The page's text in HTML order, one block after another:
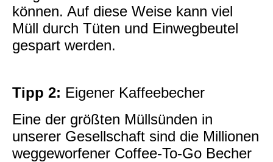
können. Auf diese Weise kann viel
Müll durch Tüten und Einwegbeutel
gespart werden.
Tipp 2: Eigener Kaffeebecher
Eine der größten Müllsünden in
unserer Gesellschaft sind die Millionen
weggeworfener Coffee-To-Go Becher